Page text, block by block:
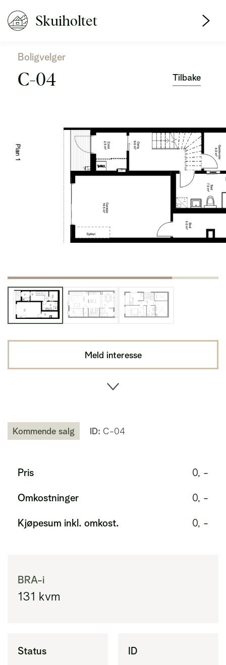
Skuiholtet
Boligvelger
C-04 Tilbake
Kommende salg ID: C-04
Pris 0, -
Omkostninger 0, -
Kjøpesum inkl. omkost. 0, -
BRA-i
131 kvm
Meld interesse
Status ID